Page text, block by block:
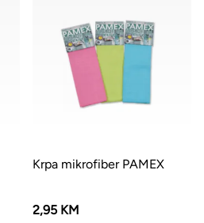
Krpa mikrofiber PAMEX
2,95 KM